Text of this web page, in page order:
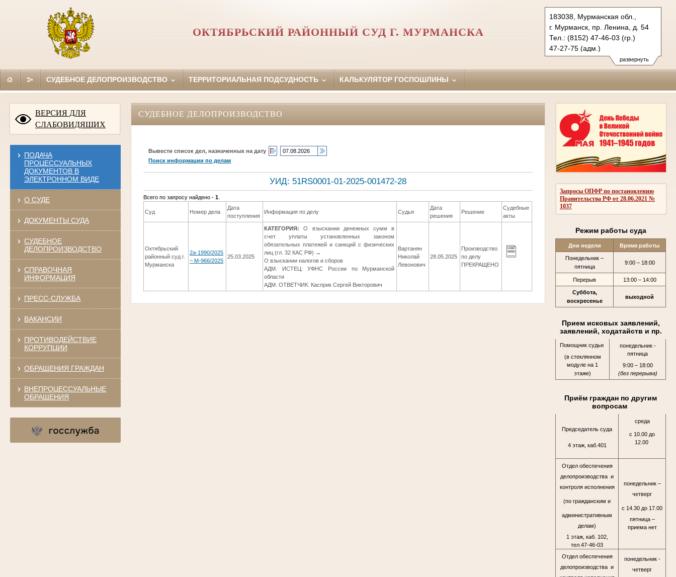
развернуть
183038, Мурманская обл.,
г. Мурманск, пр. Ленина, д. 54
Тел.: (8152) 47-46-03 (гр.)
47-27-75 (адм.)
47-38-31 (уг.)
okt.mrm@sudrf.ru
ОКТЯБРЬСКИЙ РАЙОННЫЙ СУД Г. МУРМАНСКА
СУДЕБНОЕ ДЕЛОПРОИЗВОДСТВО ТЕРРИТОРИАЛЬНАЯ ПОДСУДНОСТЬ КАЛЬКУЛЯТОР ГОСПОШЛИНЫ
ВЕРСИЯ ДЛЯ
СЛАБОВИДЯЩИХ
ПОДАЧА
ПРОЦЕССУАЛЬНЫХ
ДОКУМЕНТОВ В
ЭЛЕКТРОННОМ ВИДЕ
О СУДЕ
ДОКУМЕНТЫ СУДА
СУДЕБНОЕ
ДЕЛОПРОИЗВОДСТВО
СПРАВОЧНАЯ
ИНФОРМАЦИЯ
ПРЕСС-СЛУЖБА
ВАКАНСИИ
ПРОТИВОДЕЙСТВИЕ
КОРРУПЦИИ
ОБРАЩЕНИЯ ГРАЖДАН
ВНЕПРОЦЕССУАЛЬНЫЕ
ОБРАЩЕНИЯ
Запросы ОПФР по постановлению
Правительства РФ от 28.06.2021 №
1037
Режим работы суда
Дни недели Время работы
Понедельник –
пятница
9:00 – 18:00
Перерыв 13:00 – 14:00
Суббота,
воскресенье
выходной
Прием исковых заявлений,
заявлений, ходатайств и пр.
Помощник судьи
(в стеклянном
модуле на 1
этаже)
понедельник -
пятница
9:00 – 18:00
(без перерыва)
Приём граждан по другим
вопросам
Председатель суда
4 этаж, каб.401
среда
с 10.00 до
12.00
Отдел обеспечения
делопроизводства и
контроля исполнения
(по гражданским и
административным
делам)
1 этаж, каб. 102,
тел.47-46-03
понедельник –
четверг
с 14.30 до 17.00
пятница –
приема нет
Отдел обеспечения
делопроизводства и
понедельник -
четверг
СУДЕБНОЕ ДЕЛОПРОИЗВОДСТВО
Вывести список дел, назначенных на дату
Поиск информации по делам
УИД: 51RS0001-01-2025-001472-28
Всего по запросу найдено -1
Суд Номер дела
Дата
поступления
Информация по делу Судья
Дата
решения
Решение
Судебные
акты
Октябрьский
районный суд г.
Мурманска
2а-1990/2025
~ М-966/2025
25.03.2025
КАТЕГОРИЯ: О взыскании денежных сумм в
счет уплаты установленных законом
обязательных платежей и санкций с физических
лиц (гл. 32 КАС РФ) →
О взыскании налогов и сборов
АДМ. ИСТЕЦ: УФНС России по Мурманской
области
АДМ. ОТВЕТЧИК: Касприк Сергей Викторович
Вартанян
Николай
Левонович
28.05.2025
Производство
по делу
ПРЕКРАЩЕНО